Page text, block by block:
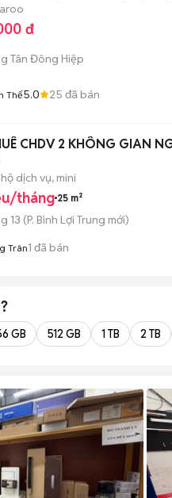
đ
Tân Đông Hiệp
Thế5.0 25 đã bán
CHDV 2 KHÔNG GIAN
dịch vụ, mini
tháng 25 m²
13 (P. Bình Lợi Trung mới)
Trân1 đã bán
GB 512 GB 1 TB 2 TB